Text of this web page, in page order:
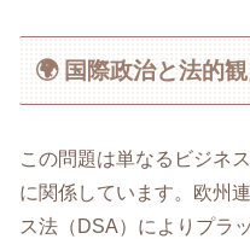
🌍 国際政治と法的
この問題は単なるビジネ
に関係しています。欧州
ス法（DSA）によりプラ